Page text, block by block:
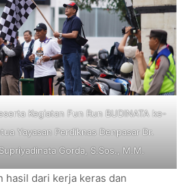
Kegiatan Fun Run BUDINATA ke-
Yayasan Perdiknas Denpasar Dr.
Gorda, S.Sos., M.M.
hasil dari kerja keras dan